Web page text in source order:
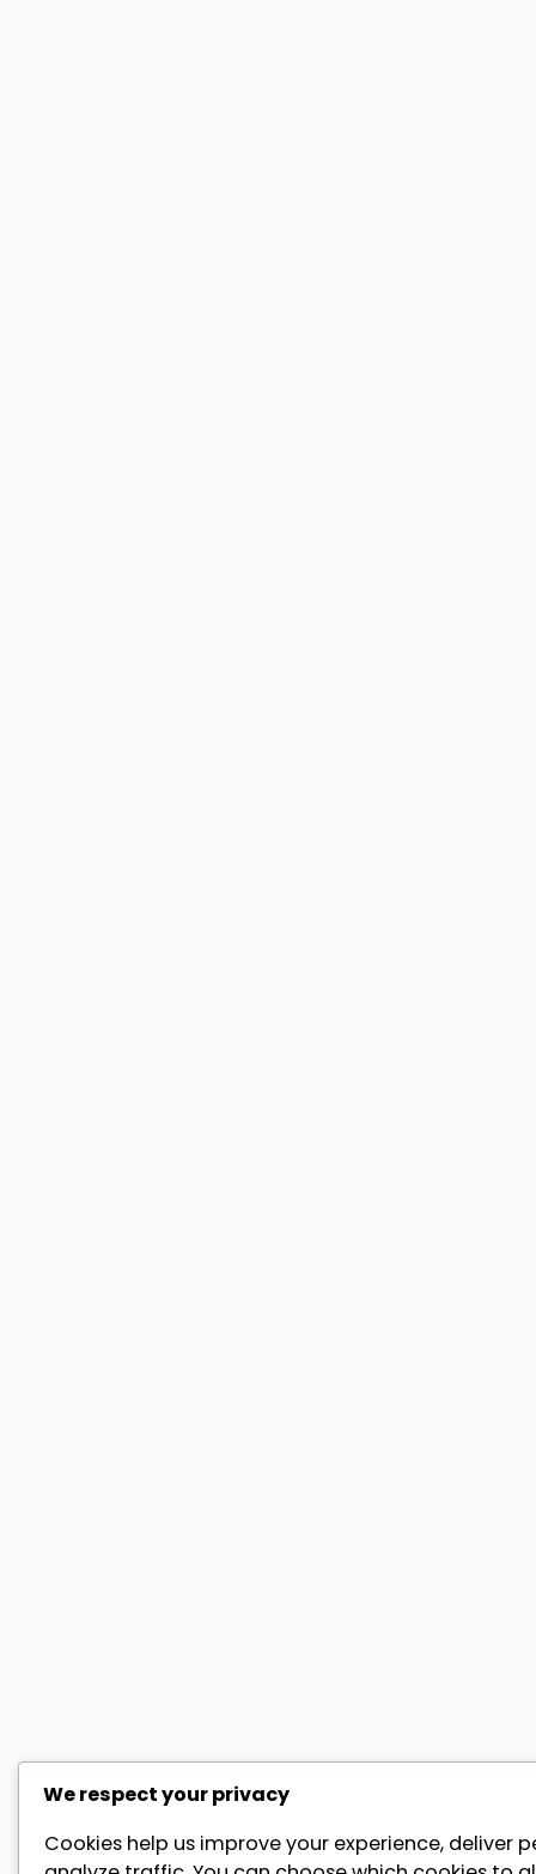
We respect your privacy
Cookies help us improve your experience, deliver